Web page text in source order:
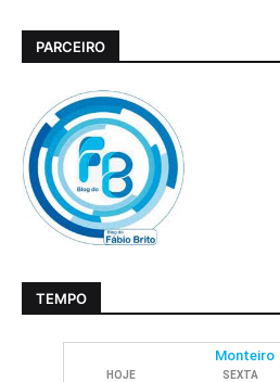
PARCEIRO
TEMPO